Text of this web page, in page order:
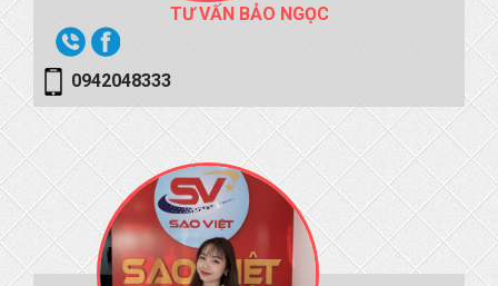
TƯ VẤN BẢO NGỌC
0942048333